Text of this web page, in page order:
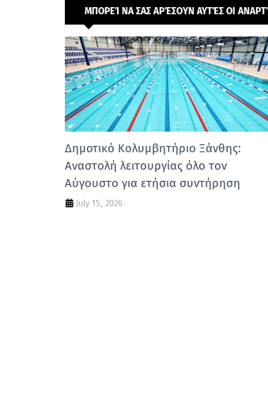
ΜΠΟΡΕΊ ΝΑ ΣΑΣ ΑΡΈΣΟΥΝ ΑΥΤΈΣ ΟΙ
Δημοτικό Κολυμβητήριο Ξάνθης:
Αναστολή λειτουργίας όλο τον
Αύγουστο για ετήσια συντήρηση
July 15, 2026